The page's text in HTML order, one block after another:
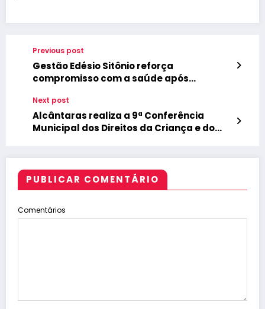
Previous post
Gestão Edésio Sitônio reforça
compromisso com a saúde após
Next post
Alcântaras realiza a 9ª Conferência
Municipal dos Direitos da Criança e do
PUBLICAR COMENTÁRIO
Comentários